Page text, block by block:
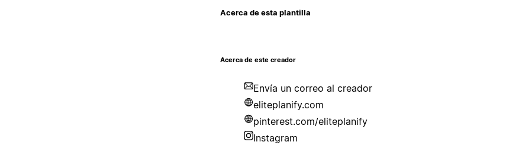
Acerca de esta plantilla
Acerca de este creador
Envía un correo al creador
eliteplanify.com
pinterest.com/eliteplanify
Instagram